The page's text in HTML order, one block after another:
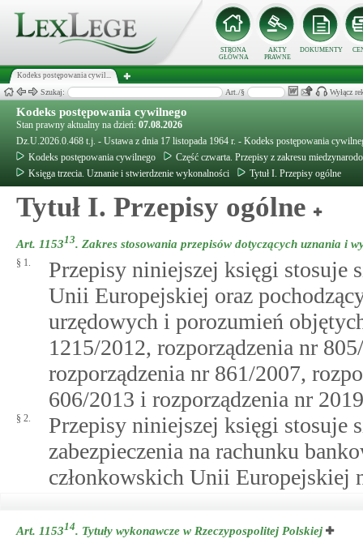
STRONA
GŁÓWNA
AKTY
PRAWNE
DOKUMENTY
Kodeks postępowania cywil...
Szukaj: Art./§ Wyłącz
Kodeks postępowania cywilnego
Stan prawny aktualny na dzień: 07.08.2026
Dz.U.2026.0.468 t.j. - Ustawa z dnia 17 listopada 1964 r. - Kodeks postępowania
Kodeks postępowania cywilnego
Część czwarta. Przepisy z zakresu
Księga trzecia. Uznanie i stwierdzenie wykonalności
Tytuł I. Przepisy ogólne
Tytuł I. Przepisy ogólne
Art. 115313. Zakres stosowania przepisów dotyczących uznania i
§ 1.
Przepisy niniejszej księgi stosuje
Unii Europejskiej oraz
urzędowych i porozumień
1215/2012, rozporządzenia nr
rozporządzenia nr 861/2007,
606/2013 i rozporządzenia nr
§ 2.
Przepisy niniejszej księgi stosuje
zabezpieczenia na rachunku
członkowskich Unii Europejskiej
Art. 115314. Tytuły wykonawcze w Rzeczypospolitej Polskiej